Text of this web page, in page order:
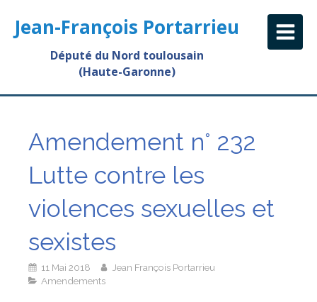
Jean-François Portarrieu
Député du Nord toulousain
(Haute-Garonne)
Amendement n° 232
Lutte contre les
violences sexuelles et
sexistes
11 Mai 2018
Jean François Portarrieu
Amendements